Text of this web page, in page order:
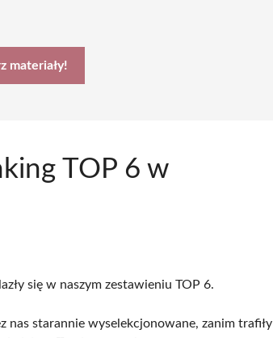
materiały!
TOP 6 w
się w naszym zestawieniu TOP 6.
nas starannie wyselekcjonowane, zanim trafiły